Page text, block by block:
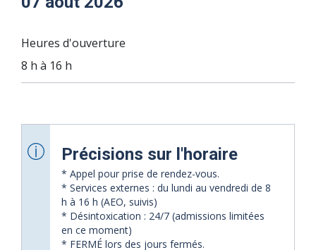
Heures d'ouverture
8 h à 16 h
Précisions sur l'horaire
* Appel pour prise de rendez-vous.
* Services externes : du lundi au vendredi de 8
h à 16 h (AEO, suivis)
* Désintoxication : 24/7 (admissions limitées
en ce moment)
* FERMÉ lors des jours fermés.